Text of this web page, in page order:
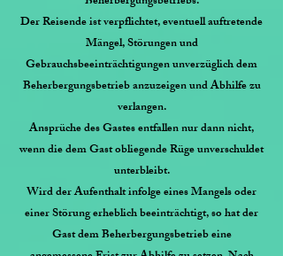
Der Reisende ist verpflichtet, eventuell auftretende
Mängel, Störungen und
Gebrauchsbeeinträchtigungen unverzüglich dem
Beherbergungsbetrieb anzuzeigen und Abhilfe zu
verlangen.
Ansprüche des Gastes entfallen nur dann nicht,
wenn die dem Gast obliegende Rüge unverschuldet
unterbleibt.
Wird der Aufenthalt infolge eines Mangels oder
einer Störung erheblich beeinträchtigt, so hat der
Gast dem Beherbergungsbetrieb eine